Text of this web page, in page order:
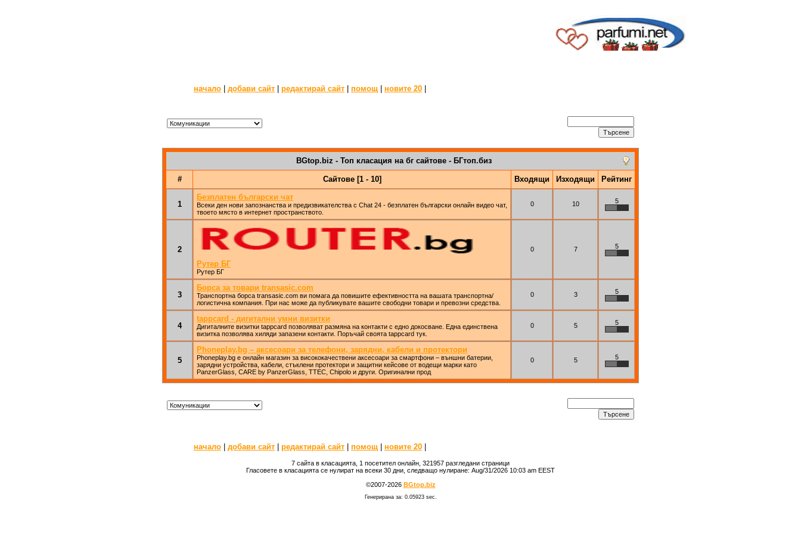
начало добави сайт редактирай сайт помощ новите 20
BGtop.biz - Топ класация на бг сайтове - БГтоп.биз
# Сайтове [1 - 10] Входящи Изходящи Рейтинг
1
Безплатен български чат
Всеки ден нови запознанства и предизвикателства с Chat 24 - безплатен български онлайн видео чат,
твоето място в интернет пространството.
0 10 5
2
Рутер БГ
Рутер БГ
0 7 5
3
Борса за товари transasic.com
Транспортна борса transasic.com ви помага да повишите ефективността на вашата транспортна/
логистична компания. При нас може да публикувате вашите свободни товари и превозни средства.
0 3 5
4
tappcard - дигитални умни визитки
Дигиталните визитки tappcard позволяват размяна на контакти с едно докосване. Една единствена
визитка позволява хиляди запазени контакти. Поръчай своята tappcard тук.
0 5 5
5
Phoneplay.bg – аксесоари за телефони, зарядни, кабели и протектори
Phoneplay.bg е онлайн магазин за висококачествени аксесоари за смартфони – външни батерии,
зарядни устройства, кабели, стъклени протектори и защитни кейсове от водещи марки като
PanzerGlass, CARE by PanzerGlass, TTEC, Chipolo и други. Оригинални прод
0 5 5
начало добави сайт редактирай сайт помощ новите 20
7 сайта в класацията, 1 посетител онлайн, 321957 разгледани страници
Гласовете в класацията се нулират на всеки 30 дни, следващо нулиране: Aug/31/2026 10:03 am EEST
©2007-2026 BGtop.biz
Генерирана за: 0.05923 sec.